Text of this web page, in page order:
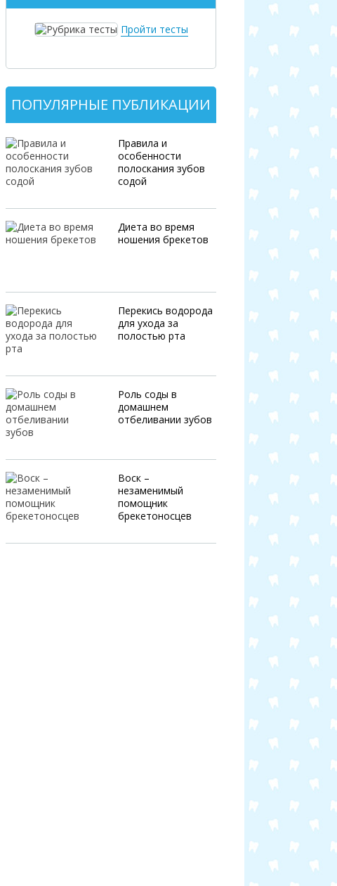
Пройти тесты
ПОПУЛЯРНЫЕ ПУБЛИКАЦИИ
Правила и
особенности
полоскания зубов
содой
Диета во время
ношения брекетов
Перекись водорода
для ухода за
полостью рта
Роль соды в
домашнем
отбеливании зубов
Воск –
незаменимый
помощник
брекетоносцев